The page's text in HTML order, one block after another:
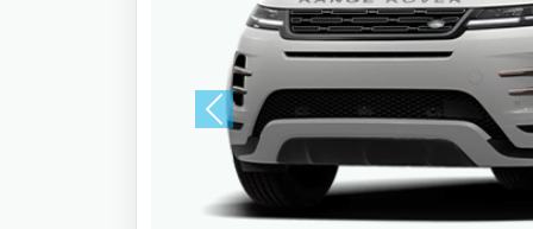
Previous